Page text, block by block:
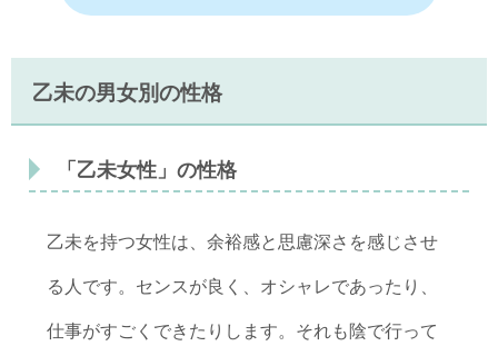
乙未の男女別の性格
「乙未女性」の性格
乙未を持つ女性は、余裕感と思慮深さを感じさせ
る人です。センスが良く、オシャレであったり、
仕事がすごくできたりします。それも陰で行って